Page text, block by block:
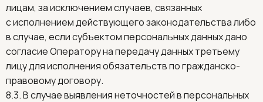
лицам, за исключением случаев, связанных
с исполнением действующего законодательства либо
в случае, если субъектом персональных данных дано
согласие Оператору на передачу данных третьему
лицу для исполнения обязательств по гражданско-
правовому договору.
8.3. В случае выявления неточностей в персональных